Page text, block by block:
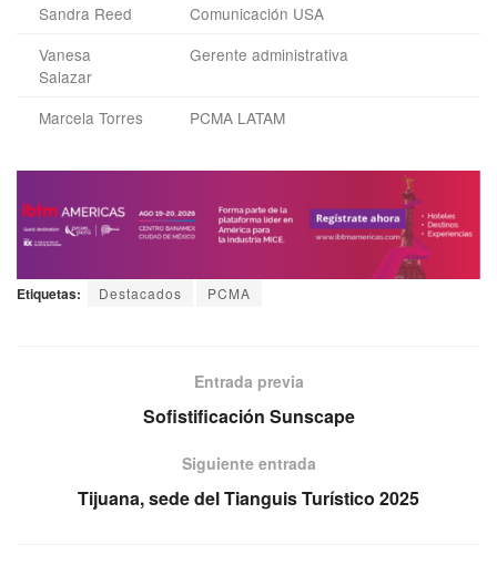
Sandra Reed
Comunicación USA
Vanesa
Salazar
Gerente administrativa
Marcela Torres PCMA LATAM
Etiquetas: Destacados PCMA
Entrada previa
Sofistificación Sunscape
Siguiente entrada
Tijuana, sede del Tianguis Turístico 2025